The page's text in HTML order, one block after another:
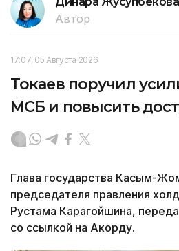
Автор
17:07, 05 Августа 2026
Токаев поручил
МСБ и повысить
Глава государства Касым-
председателя правления
Рустама Карагойшина,
со ссылкой на Акорду.